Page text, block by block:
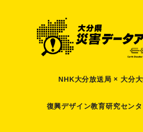
NHK大分放送局 × 大分
復興デザイン教育研究セン